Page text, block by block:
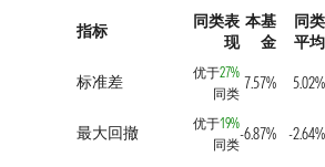
指标
同类表
现
本基
金
同类
平均
标准差
优于27%
同类
7.57% 5.02%
最大回撤 优于19%
同类
-6.87% -2.64%